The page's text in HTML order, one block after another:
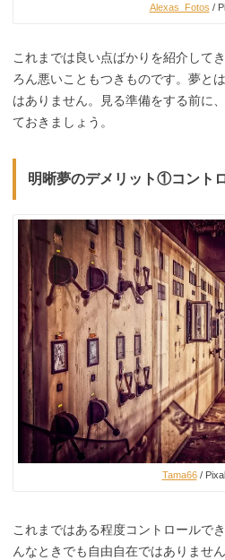
Alexas_Fotos /
これまでは良い点ばかりを紹介して
ろん悪いこともつきものです。夢と
はありません。見る準備をする前に
ておきましょう。
明晰夢のデメリット①コント
Tama66/
これまではある程度コントロールで
んなときでも自由自在ではありませ